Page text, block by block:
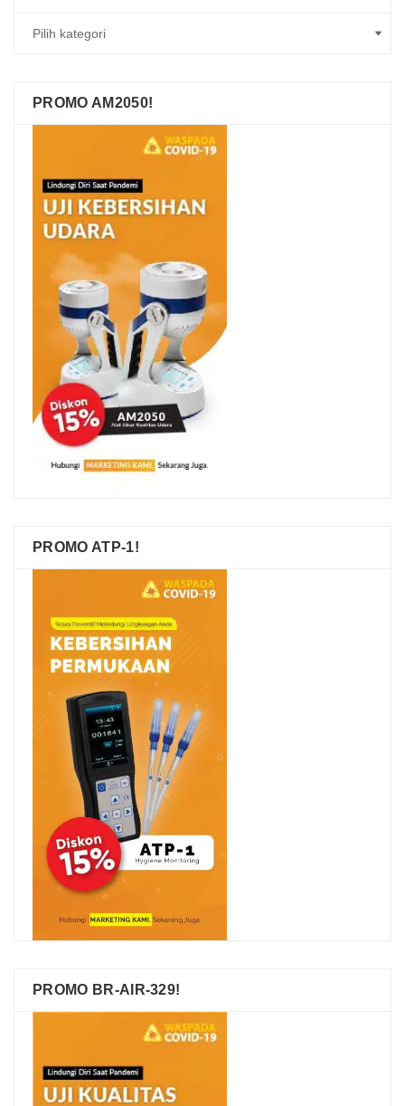
PROMO AM2050!
PROMO ATP-1!
PROMO BR-AIR-329!